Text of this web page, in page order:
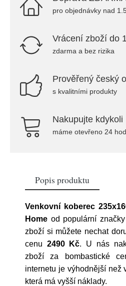
pro objednávky nad
Vrácení zboží do
zdarma a bez rizika
Prověřený český
s kvalitními produkty
Nakupujte kdykoli
máme otevřeno 24
Popis produktu
Venkovní koberec
Home od populární značky
zboží si můžete nechat
cenu 2490 Kč. U nás
zboží za bombastické
internetu je výhodnější než
která má vyšší náklady.